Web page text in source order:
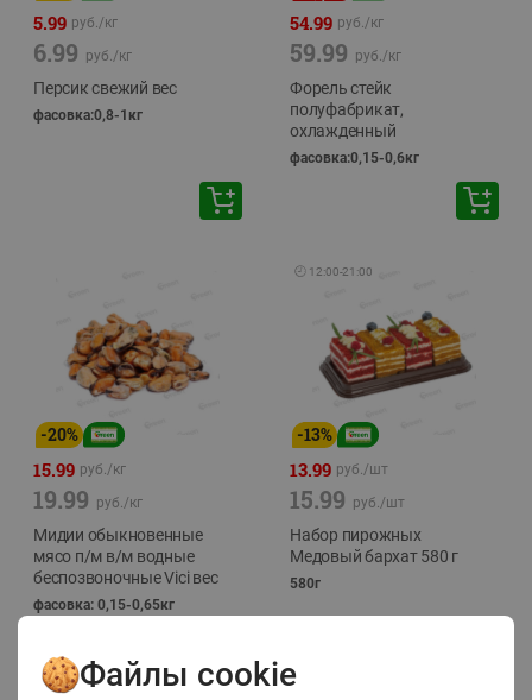
5.99 руб./кг
6.99 руб./кг
Персик свежий вес
фасовка:0,8-1кг
54.99 руб./кг
59.99 руб./кг
Форель стейк
полуфабрикат,
охлажденный
фасовка:0,15-0,6кг
-20%
15.99 руб./кг
19.99 руб./кг
Мидии обыкновенные
мясо п/м в/м водные
беспозвоночные Vici вес
фасовка: 0,15-0,65кг
🕘 12:00-21:00
-13%
13.99 руб./шт
15.99 руб./шт
Набор пирожных
Медовый бархат 580 г
580г
Файлы cookie